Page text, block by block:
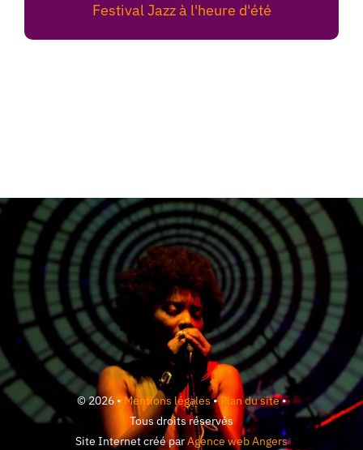
Festival Jazz à l'heure d'été
© 2026 • Mentions légales•Plan du site•
Tous droits réservés
Site Internet créé parAgence web Angers